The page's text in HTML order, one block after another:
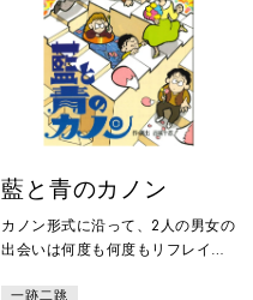
藍と青のカノン
カノン形式に沿って、2人の男女の
出会いは何度も何度もリフレイン
一跡二跳